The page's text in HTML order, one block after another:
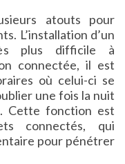
atouts pour
L’installation d’un
plus difficile à
connectée, il est
où celui-ci se
une fois la nuit
Cette fonction est
connectés, qui
pour pénétrer